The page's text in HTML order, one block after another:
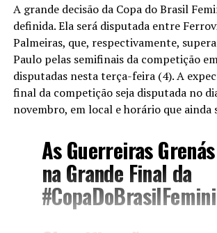
A grande decisão da Copa do Brasil
definida. Ela será disputada entre
Palmeiras, que, respectivamente,
Paulo pelas semifinais da competição
disputadas nesta terça-feira (4). A
final da competição seja disputada no
novembro, em local e horário que ainda
As Guerreiras
na Grande Final da